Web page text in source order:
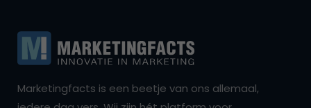
Marketingfacts is een beetje van ons allemaal,